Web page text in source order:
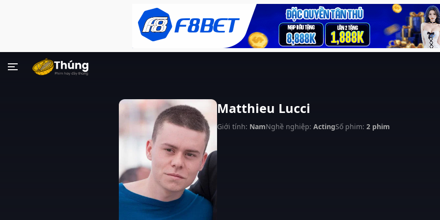
Matthieu Lucci
Giới tính: NamNghề nghiệp: ActingSố phim: 2 phim